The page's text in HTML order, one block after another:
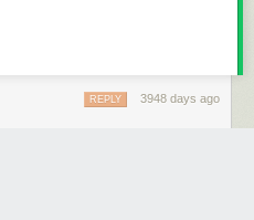
3948 days ago
REPLY